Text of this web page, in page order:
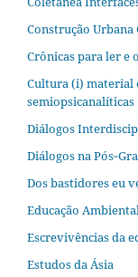
Construção Urbana
Crônicas para ler e
Cultura (i) material
semiopsicanalíticas
Diálogos
Diálogos na
Dos bastidores eu
Educação
Escrevivências da
Estudos da Ásia​